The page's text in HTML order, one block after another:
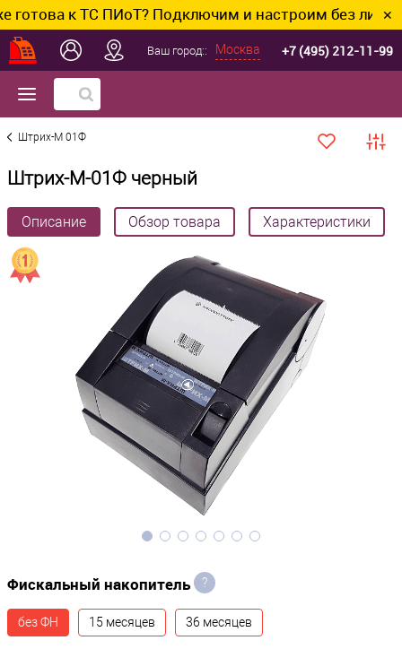
к ТС ПИоТ? Подключим и настроим без лишних ✕
Ваш город:: Москва +7 (495) 212-11-99
Штрих-М 01Ф
Штрих-М-01Ф черный
Описание Обзор товара Характеристики
Фискальный накопитель ?
без ФН 15 месяцев 36 месяцев